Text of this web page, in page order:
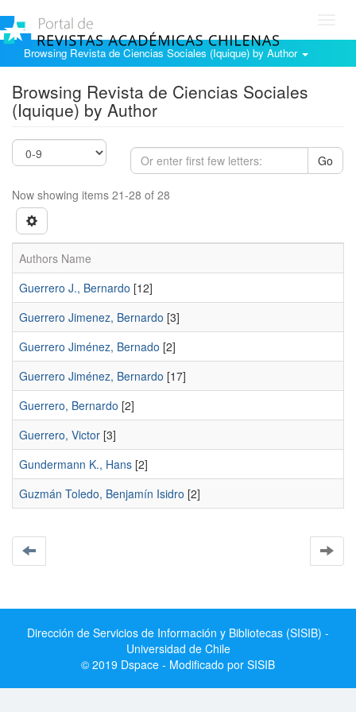
Browsing Revista de Ciencias Sociales (Iquique) by Author
Browsing Revista de Ciencias Sociales
(Iquique) by Author
Go
Now showing items 21-28 of 28
Authors Name
Guerrero J., Bernardo [12]
Guerrero Jimenez, Bernardo [3]
Guerrero Jiménez, Bernado [2]
Guerrero Jiménez, Bernardo [17]
Guerrero, Bernardo [2]
Guerrero, Victor [3]
Gundermann K., Hans [2]
Guzmán Toledo, Benjamín Isidro [2]
Dirección de Servicios de Información y Bibliotecas (SISIB) -
Universidad de Chile
© 2019 Dspace - Modificado por SISIB